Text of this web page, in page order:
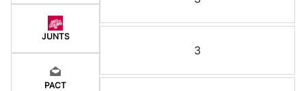
JUNTS
PACT
3